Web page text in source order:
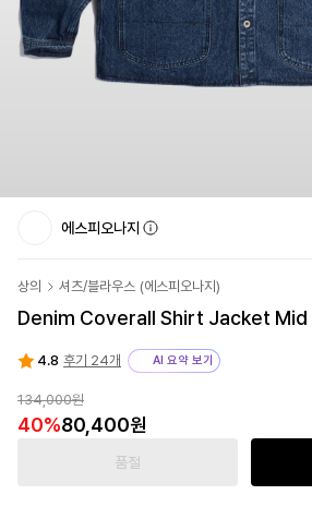
에스피오나지
상의 셔츠/블라우스 (에스피오나지)
Denim Coverall Shirt Jacket Mid
4.8 후기 24개 AI 요약 보기
134,000원
40%80,400원
품절